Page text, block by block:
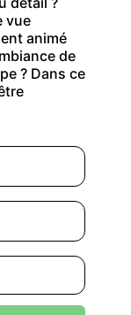
vue
animé
de
? Dans ce